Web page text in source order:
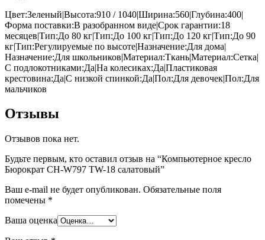
Цвет:Зеленый|Высота:910 / 1040|Ширина:560|Глубина:400|
Форма поставки:В разобранном виде|Срок гарантии:18
месяцев|Тип:До 80 кг|Тип:До 100 кг|Тип:До 120 кг|Тип:До 90
кг|Тип:Регулируемые по высоте|Назначение:Для дома|
Назначение:Для школьников|Материал:Ткань|Материал:Сетка|
С подлокотниками:Да|На колесиках:Да|Пластиковая
крестовина:Да|С низкой спинкой:Да|Пол:Для девочек|Пол:Для
мальчиков
Отзывы
Отзывов пока нет.
Будьте первым, кто оставил отзыв на “Компьютерное кресло
Бюрократ CH-W797 TW-18 салатовый”
Ваш e-mail не будет опубликован. Обязательные поля
помечены *
Ваша оценка